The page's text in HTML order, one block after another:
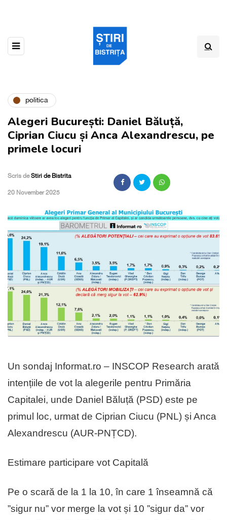
politica
Alegeri București: Daniel Băluță,
Ciprian Ciucu și Anca Alexandrescu, pe
primele locuri
Scris deStiri de Bistrita
,20 November 2025
Un sondaj Informat.ro – INSCOP Research arată
intențiile de vot la alegerile pentru Primăria
Capitalei, unde Daniel Băluță (PSD) este pe
primul loc, urmat de Ciprian Ciucu (PNL) și Anca
Alexandrescu (AUR-PNȚCD).
Estimare participare vot Capitală
Pe o scară de la 1 la 10, în care 1 înseamnă că
”sigur nu” vor merge la vot și 10 ”sigur da” vor